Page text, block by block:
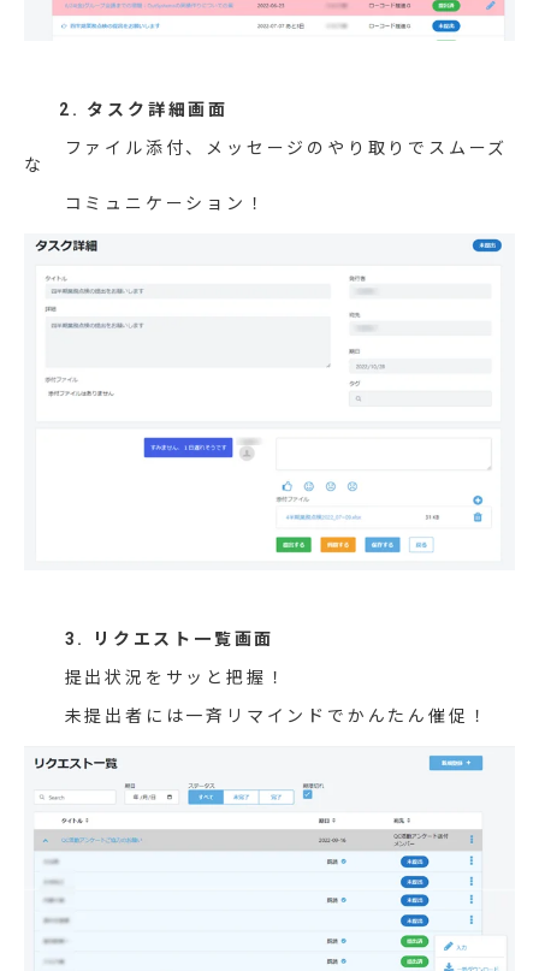
2. タスク詳細画面
ファイル添付、メッセージのやり取りでスムーズ
な
コミュニケーション！
3. リクエスト一覧画面
提出状況をサッと把握！
未提出者には一斉リマインドでかんたん催促！